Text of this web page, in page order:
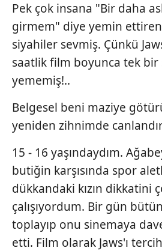
Pek çok insana "Bir daha
girmem" diye yemin
siyahiler sevmiş. Çünkü
saatlik film boyunca tek bir
yememiş!..
Belgesel beni maziye
yeniden zihnimde
15 - 16 yaşındaydım.
butiğin karşısında spor
dükkandaki kızın dikkatini
çalışıyordum. Bir gün
toplayıp onu sinemaya
etti. Film olarak Jaws'ı